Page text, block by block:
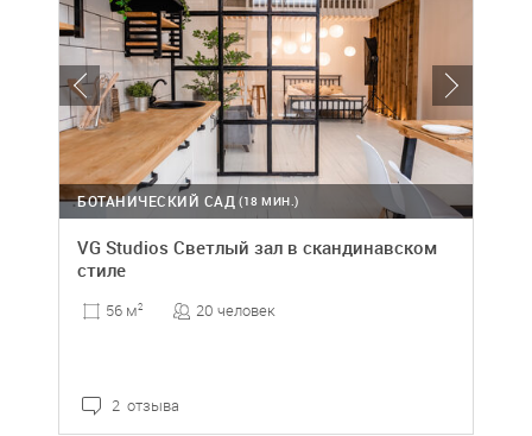
(18 МИН.)
БОТАНИЧЕСКИЙ САД
VG Studios Светлый зал в скандинавском
стиле
56 м2 20 человек
2 отзыва